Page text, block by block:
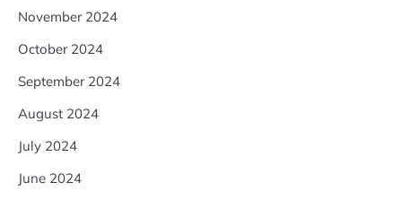
November 2024
October 2024
September 2024
August 2024
July 2024
June 2024